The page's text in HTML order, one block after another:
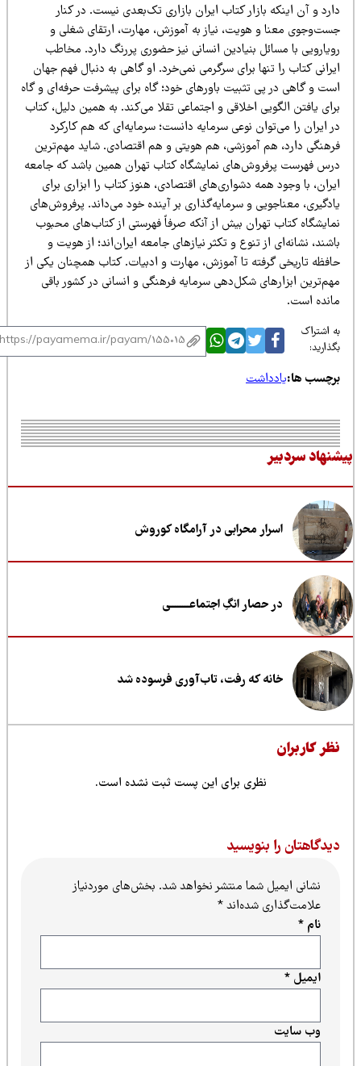
و آن اینکه بازار کتاب ایران بازاری تک‌بعدی نیست. در کنار
معنا و هویت، نیاز به آموزش، مهارت، ارتقای شغلی و
با مسائل بنیادین انسانی نیز حضوری پررنگ دارد. مخاطب
کتاب را تنها برای سرگرمی نمی‌خرد. او گاهی به دنبال فهم جهان
و گاهی در پی تثبیت باورهای خود؛ گاه برای پیشرفت حرفه‌ای و گاه
یافتن الگویی اخلاقی و اجتماعی تقلا می‌کند. به همین دلیل، کتاب
ایران را می‌توان نوعی سرمایه دانست؛ سرمایه‌ای که هم کارکرد
دارد، هم آموزشی، هم هویتی و هم اقتصادی. شاید مهم‌ترین
فهرست پرفروش‌های نمایشگاه کتاب تهران همین باشد که جامعه
با وجود همه دشواری‌های اقتصادی، هنوز کتاب را ابزاری برای
معناجویی و سرمایه‌گذاری بر آینده خود می‌داند. پرفروش‌های
کتاب تهران بیش از آنکه صرفاً فهرستی از کتاب‌های محبوب
نشانه‌ای از تنوع و تکثر نیازهای جامعه ایران‌اند؛ از هویت و
تاریخی گرفته تا آموزش، مهارت و ادبیات. کتاب همچنان یکی از
ابزارهای شکل‌دهی سرمایه فرهنگی و انسانی در کشور باقی
است.
اشتراک
ها:یادداشت
سردبیر
اسرار محرابی در آرامگاه کوروش
در حصار انگِ اجتماعــــــــی
خانه که رفت، تاب‌آوری فرسوده شد
کاربران
نظری برای این پست ثبت نشده است.
را بنویسید
نشانی ایمیل شما منتشر نخواهد شد.بخش‌های موردنیاز
علامت‌گذاری شده‌اند*
ایمیل*
وب‌ سایت